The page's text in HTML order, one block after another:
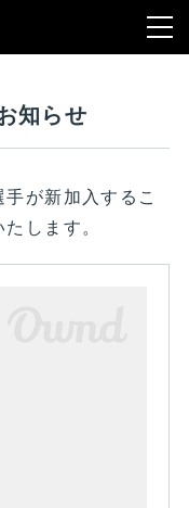
知らせ
が新加入するこ
します。